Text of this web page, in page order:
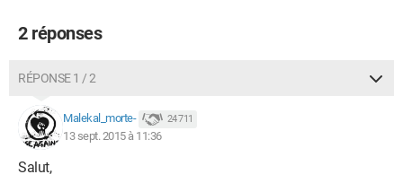
2 réponses
RÉPONSE 1 / 2
Malekal_morte- 24 711
13 sept. 2015 à 11:36
Salut,